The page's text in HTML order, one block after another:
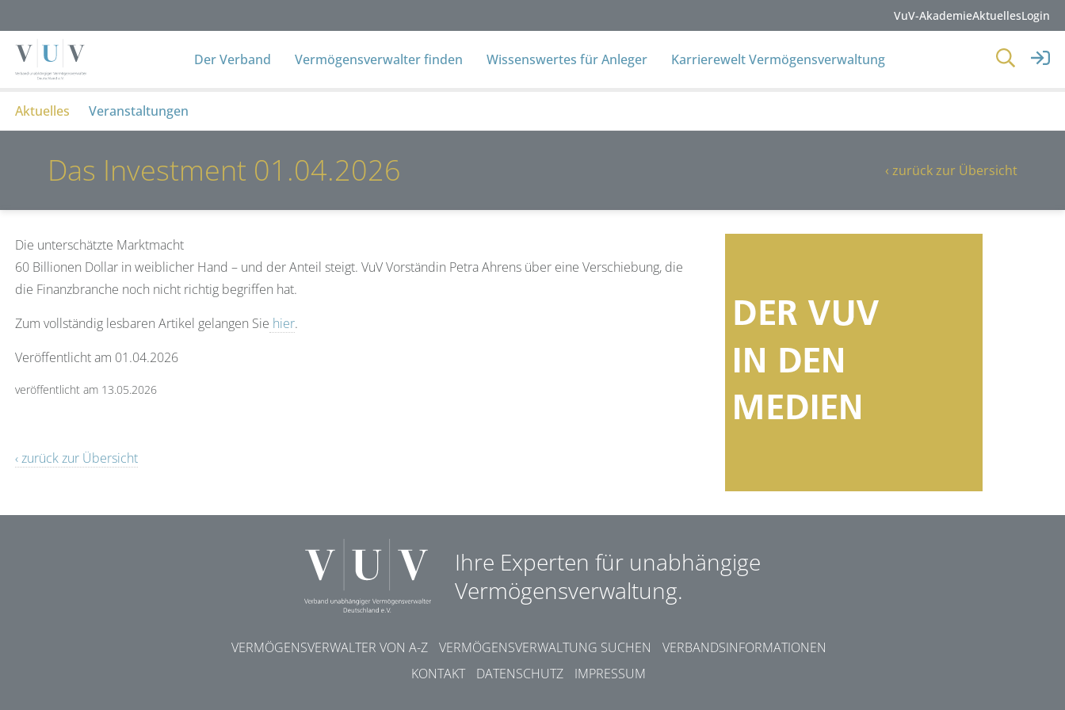
VuV-AkademieAktuellesLogin
Der Verband Vermögensverwalter finden Wissenswertes für Anleger Karrierewelt Vermögensverwaltung
Aktuelles Veranstaltungen
Das Investment 01.04.2026 ‹ zurück zur Übersicht
Die unterschätzte Marktmacht
60 Billionen Dollar in weiblicher Hand – und der Anteil steigt. VuV Vorständin Petra Ahrens über eine Verschiebung, die
die Finanzbranche noch nicht richtig begriffen hat.
Zum vollständig lesbaren Artikel gelangen Sie hier.
Veröffentlicht am 01.04.2026
veröffentlicht am 13.05.2026
‹ zurück zur Übersicht
Ihre Experten für unabhängige
Vermögensverwaltung.
VERMÖGENSVERWALTER VON A-Z VERMÖGENSVERWALTUNG SUCHEN
VERBANDSINFORMATIONEN
KONTAKT
DATENSCHUTZ IMPRESSUM